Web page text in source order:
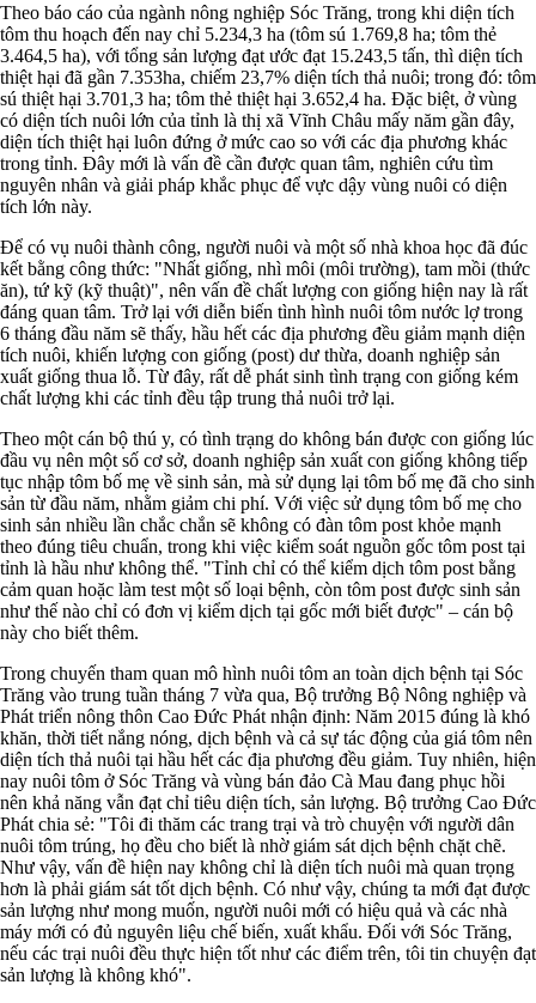
Theo báo cáo của ngành nông nghiệp Sóc Trăng, trong khi diện tích
tôm thu hoạch đến nay chỉ 5.234,3 ha (tôm sú 1.769,8 ha; tôm thẻ
3.464,5 ha), với tổng sản lượng đạt ước đạt 15.243,5 tấn, thì diện tích
thiệt hại đã gần 7.353ha, chiếm 23,7% diện tích thả nuôi; trong đó: tôm
sú thiệt hại 3.701,3 ha; tôm thẻ thiệt hại 3.652,4 ha. Đặc biệt, ở vùng
có diện tích nuôi lớn của tỉnh là thị xã Vĩnh Châu mấy năm gần đây,
diện tích thiệt hại luôn đứng ở mức cao so với các địa phương khác
trong tỉnh. Đây mới là vấn đề cần được quan tâm, nghiên cứu tìm
nguyên nhân và giải pháp khắc phục để vực dậy vùng nuôi có diện
tích lớn này.
Để có vụ nuôi thành công, người nuôi và một số nhà khoa học đã đúc
kết bằng công thức: "Nhất giống, nhì môi (môi trường), tam mồi (thức
ăn), tứ kỹ (kỹ thuật)", nên vấn đề chất lượng con giống hiện nay là rất
đáng quan tâm. Trở lại với diễn biến tình hình nuôi tôm nước lợ trong
6 tháng đầu năm sẽ thấy, hầu hết các địa phương đều giảm mạnh diện
tích nuôi, khiến lượng con giống (post) dư thừa, doanh nghiệp sản
xuất giống thua lỗ. Từ đây, rất dễ phát sinh tình trạng con giống kém
chất lượng khi các tỉnh đều tập trung thả nuôi trở lại.
Theo một cán bộ thú y, có tình trạng do không bán được con giống lúc
đầu vụ nên một số cơ sở, doanh nghiệp sản xuất con giống không tiếp
tục nhập tôm bố mẹ về sinh sản, mà sử dụng lại tôm bố mẹ đã cho sinh
sản từ đầu năm, nhằm giảm chi phí. Với việc sử dụng tôm bố mẹ cho
sinh sản nhiều lần chắc chắn sẽ không có đàn tôm post khỏe mạnh
theo đúng tiêu chuẩn, trong khi việc kiểm soát nguồn gốc tôm post tại
tỉnh là hầu như không thể. "Tỉnh chỉ có thể kiểm dịch tôm post bằng
cảm quan hoặc làm test một số loại bệnh, còn tôm post được sinh sản
như thế nào chỉ có đơn vị kiểm dịch tại gốc mới biết được" – cán bộ
này cho biết thêm.
Trong chuyến tham quan mô hình nuôi tôm an toàn dịch bệnh tại Sóc
Trăng vào trung tuần tháng 7 vừa qua, Bộ trưởng Bộ Nông nghiệp và
Phát triển nông thôn Cao Đức Phát nhận định: Năm 2015 đúng là khó
khăn, thời tiết nắng nóng, dịch bệnh và cả sự tác động của giá tôm nên
diện tích thả nuôi tại hầu hết các địa phương đều giảm. Tuy nhiên, hiện
nay nuôi tôm ở Sóc Trăng và vùng bán đảo Cà Mau đang phục hồi
nên khả năng vẫn đạt chỉ tiêu diện tích, sản lượng. Bộ trưởng Cao Đức
Phát chia sẻ: "Tôi đi thăm các trang trại và trò chuyện với người dân
nuôi tôm trúng, họ đều cho biết là nhờ giám sát dịch bệnh chặt chẽ.
Như vậy, vấn đề hiện nay không chỉ là diện tích nuôi mà quan trọng
hơn là phải giám sát tốt dịch bệnh. Có như vậy, chúng ta mới đạt được
sản lượng như mong muốn, người nuôi mới có hiệu quả và các nhà
máy mới có đủ nguyên liệu chế biến, xuất khẩu. Đối với Sóc Trăng,
nếu các trại nuôi đều thực hiện tốt như các điểm trên, tôi tin chuyện đạt
sản lượng là không khó".